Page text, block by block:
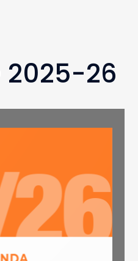
2025-26